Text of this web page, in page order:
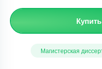
Магистерская